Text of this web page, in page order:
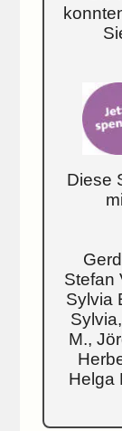
Diese
Stefan
Sylvia
M.,
Helga